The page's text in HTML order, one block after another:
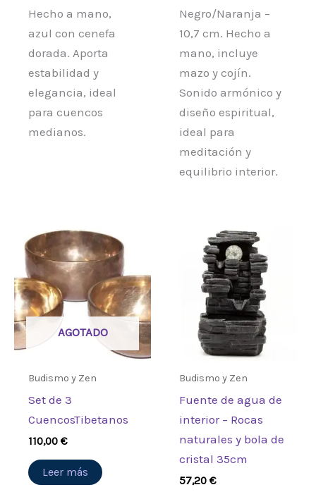
Hecho a mano,
azul con cenefa
dorada. Aporta
estabilidad y
elegancia, ideal
para cuencos
medianos.
Negro/Naranja –
10,7 cm. Hecho a
mano, incluye
mazo y cojín.
Sonido armónico y
diseño espiritual,
ideal para
meditación y
equilibrio interior.
AGOTADO
Budismo y Zen
Set de 3
CuencosTibetanos
110,00€
Leer más
Budismo y Zen
Fuente de agua de
interior – Rocas
naturales y bola de
cristal 35cm
57,20€